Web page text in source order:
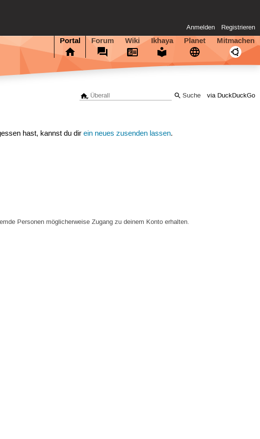
Anmelden Registrieren
Portal Forum Wiki Ikhaya Planet Mitmachen
via DuckDuckGo
hast, kannst du direin neues zusenden lassen.
Personen möglicherweise Zugang zu deinem Konto erhalten.